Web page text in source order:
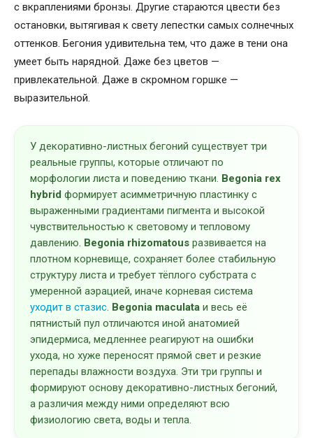
с вкраплениями бронзы. Другие стараются цвести без
остановки, вытягивая к свету лепестки самых солнечных
оттенков. Бегония удивительна тем, что даже в тени она
умеет быть нарядной. Даже без цветов —
привлекательной. Даже в скромном горшке —
выразительной.
У декоративно-листных бегоний существует три
реальные группы, которые отличают по
морфологии листа и поведению ткани. Begonia rex
hybrid формирует асимметричную пластинку с
выраженными градиентами пигмента и высокой
чувствительностью к световому и тепловому
давлению. Begonia rhizomatous развивается на
плотном корневище, сохраняет более стабильную
структуру листа и требует тёплого субстрата с
умеренной аэрацией, иначе корневая система
уходит в стазис. Begonia maculata и весь её
пятнистый пул отличаются иной анатомией
эпидермиса, медленнее реагируют на ошибки
ухода, но хуже переносят прямой свет и резкие
перепады влажности воздуха. Эти три группы и
формируют основу декоративно-листных бегоний,
а различия между ними определяют всю
физиологию света, воды и тепла.